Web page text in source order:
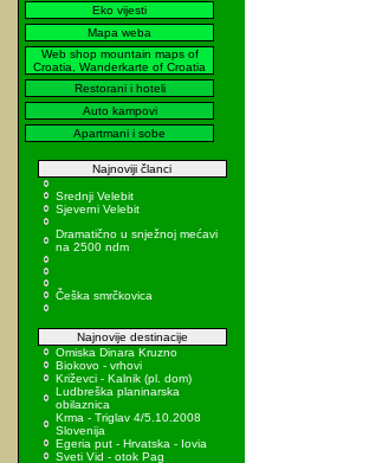
Eko vijesti
Mapa weba
Web shop mountain maps of
Croatia, Wanderkarte of Croatia
Restorani i hoteli
Auto kampovi
Apartmani i sobe
Najnoviji članci
Srednji Velebit
Sjeverni Velebit
Dramatično u snježnoj mećavi
na 2500 ndm
Češka smrčkovica
Najnovije destinacije
Omiska Dinara Kruzno
Biokovo - vrhovi
Križevci - Kalnik (pl. dom)
Ludbreška planinarska
obilaznica
Krma - Triglav 4/5.10.2008
Slovenija
Egeria put - Hrvatska - Iovia
Sveti Vid - otok Pag